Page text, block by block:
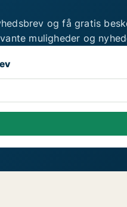
og få gratis
muligheder og